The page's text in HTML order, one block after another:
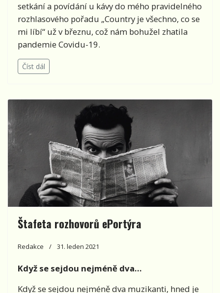
setkání a povídání u kávy do mého pravidelného
rozhlasového pořadu „Country je všechno, co se
mi líbí“ už v březnu, což nám bohužel zhatila
pandemie Covidu-19.
Číst dál
Štafeta rozhovorů ePortýra
Redakce 31. leden 2021
Když se sejdou nejméně dva…
Když se sejdou nejméně dva muzikanti, hned je